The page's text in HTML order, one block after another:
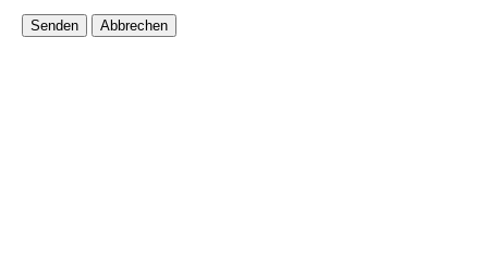
Senden Abbrechen